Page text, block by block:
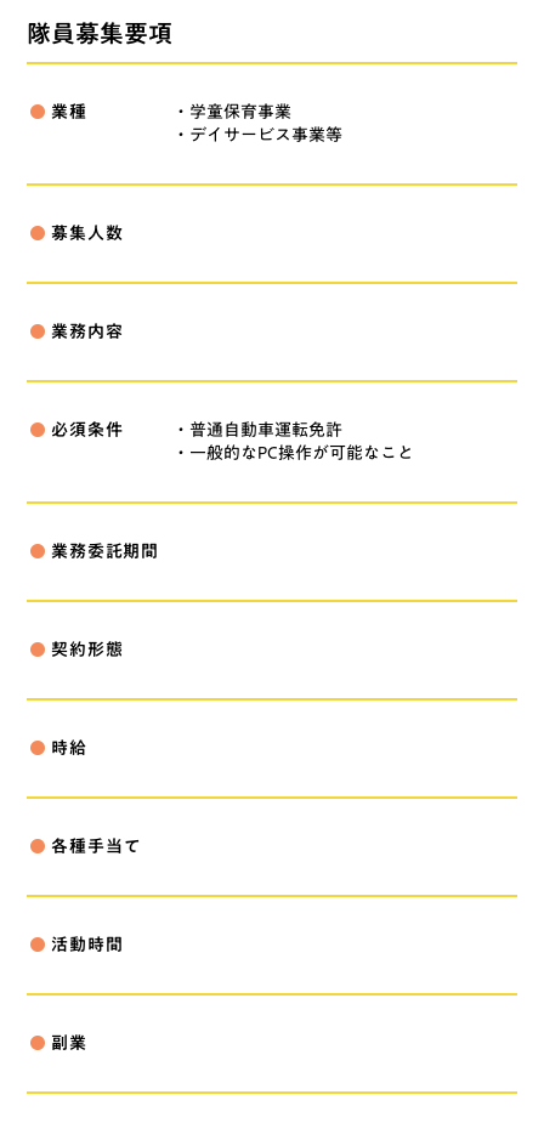
隊員募集要項
fiber_manual_record 業種 ・学童保育事業
・デイサービス事業等
fiber_manual_record 募集人数
fiber_manual_record 業務内容
fiber_manual_record 必須条件 ・普通自動車運転免許
・一般的なPC操作が可能なこと
fiber_manual_record 業務委託期間
fiber_manual_record 契約形態
fiber_manual_record 時給
fiber_manual_record 各種手当て
fiber_manual_record 活動時間
fiber_manual_record 副業